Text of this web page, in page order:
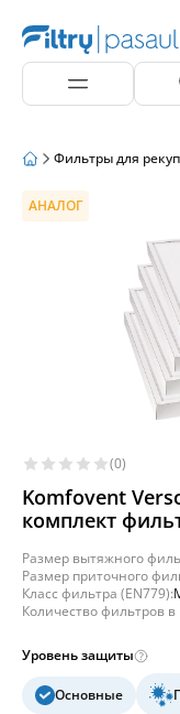
Фильтры для
АНАЛОГ
(0)
Komfovent
комплект
Размер вытяжного
Размер приточного
Класс фильтра (EN779):
Количество фильтров в
Уровень защиты
Основные